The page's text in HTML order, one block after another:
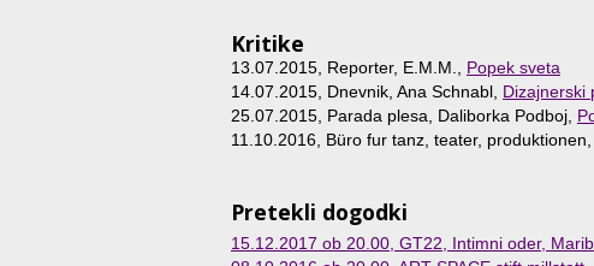
Kritike
13.07.2015, Reporter, E.M.M., Popek sveta
14.07.2015, Dnevnik, Ana Schnabl, Dizajnerski
25.07.2015, Parada plesa, Daliborka Podboj,
11.10.2016, Büro fur tanz, teater, produktionen,
Pretekli dogodki
15.12.2017 ob 20.00, GT22, Intimni oder,